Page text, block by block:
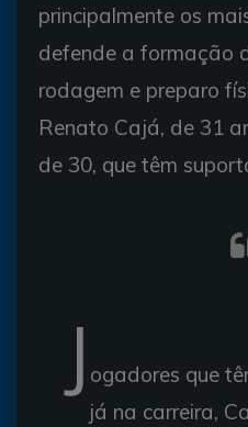
principalmente os
defende a formação
rodagem e preparo
Renato Cajá, de 31
de 30, que têm
J ogadores que
já na carreira,